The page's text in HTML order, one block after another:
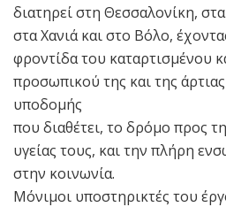
διατηρεί στη Θεσσαλονίκη,
στα Χανιά και στο Βόλο,
φροντίδα του καταρτισμένου
προσωπικού της και της
υποδομής
που διαθέτει, το δρόμο προς
υγείας τους, και την πλήρη
στην κοινωνία.
Μόνιμοι υποστηρικτές του